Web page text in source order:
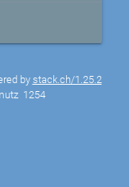
by stack.ch/1.25.2
1254